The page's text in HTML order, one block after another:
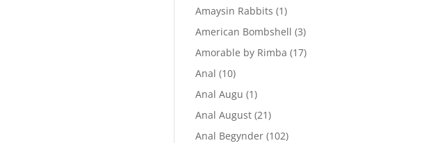
Amaysin Rabbits (1)
American Bombshell (3)
Amorable by Rimba (17)
Anal (10)
Anal Augu (1)
Anal August (21)
Anal Begynder (102)